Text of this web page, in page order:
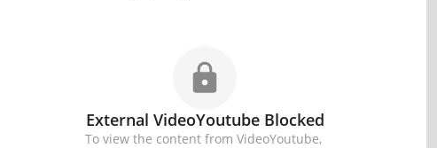
External VideoYoutube Blocked
To view the content from VideoYoutube,